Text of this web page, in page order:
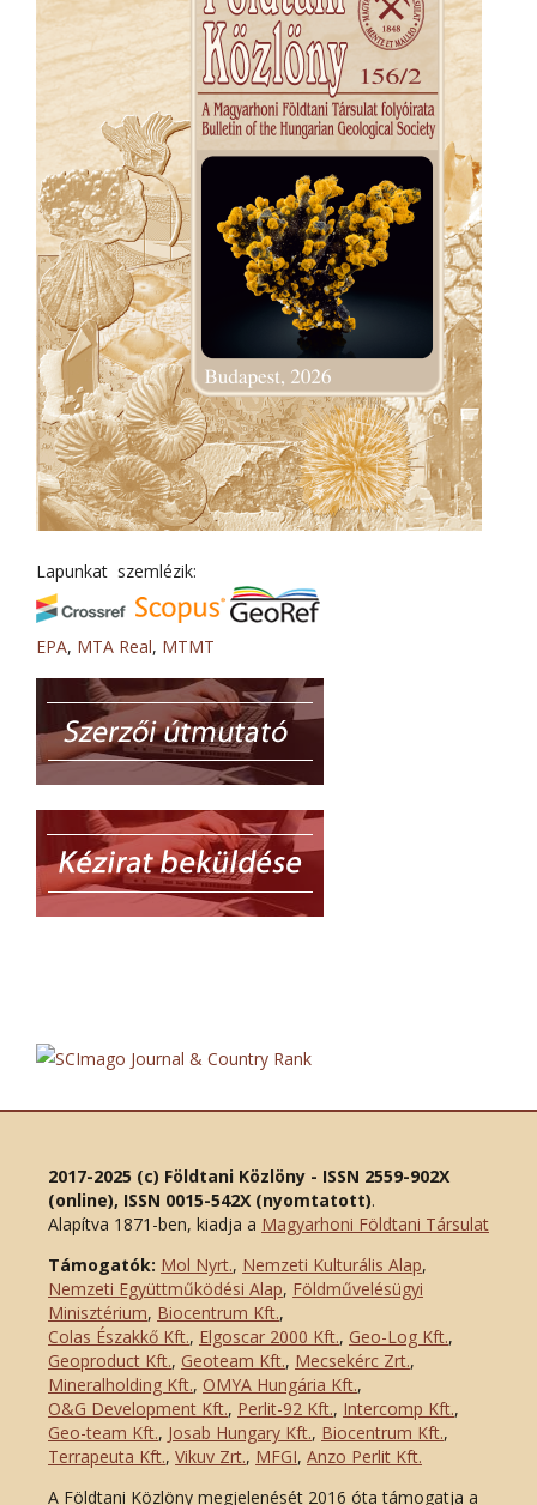
Lapunkat szemlézik:
EPA, MTA Real, MTMT
2017-2025 (c) Földtani Közlöny - ISSN 2559-902X
(online), ISSN 0015-542X (nyomtatott).
Alapítva 1871-ben, kiadja a Magyarhoni Földtani Társulat
Támogatók: Mol Nyrt., Nemzeti Kulturális Alap,
Nemzeti Együttműködési Alap, Földművelésügyi
Minisztérium, Biocentrum Kft.,
Colas Északkő Kft., Elgoscar 2000 Kft., Geo-Log Kft.,
Geoproduct Kft., Geoteam Kft., Mecsekérc Zrt.,
Mineralholding Kft., OMYA Hungária Kft.,
O&G Development Kft., Perlit-92 Kft., Intercomp Kft.,
Geo-team Kft., Josab Hungary Kft., Biocentrum Kft.,
Terrapeuta Kft., Vikuv Zrt., MFGI, Anzo Perlit Kft.
A Földtani Közlöny megjelenését 2016 óta támogatja a